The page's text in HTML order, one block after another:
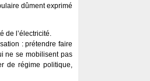
dûment exprimé
de l’électricité.
: prétendre faire
ne se mobilisent pas
de régime politique,